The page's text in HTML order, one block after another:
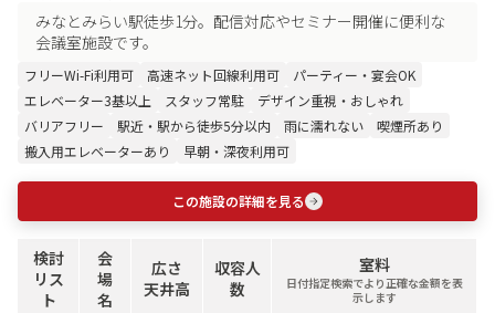
みなとみらい駅徒歩1分。配信対応やセミナー開催に便利な
会議室施設です。
フリーWi-Fi利用可 高速ネット回線利用可
パーティー・宴会OK
エレベーター3基以上
スタッフ常駐
デザイン重視・おしゃれ
バリアフリー
駅近・駅から徒歩5分以内 雨に濡れない
喫煙所あり
搬入用エレベーターあり
早朝・深夜利用可
この施設の詳細を見る
検討
リス
ト
会
場
名
広さ
天井高
収容人
数
室料
日付指定検索でより正確な金額を表
示します